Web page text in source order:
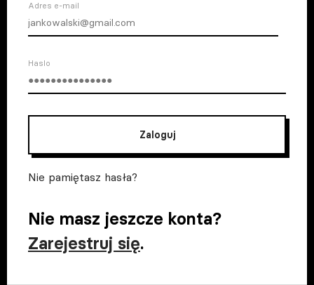
Adres e-mail
Haslo
Zaloguj
Nie pamiętasz hasła?
Nie masz jeszcze konta?
Zarejestruj się.